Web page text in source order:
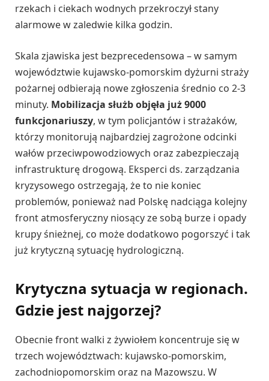
rzekach i ciekach wodnych przekroczył stany
alarmowe w zaledwie kilka godzin.
Skala zjawiska jest bezprecedensowa – w samym
województwie kujawsko-pomorskim dyżurni straży
pożarnej odbierają nowe zgłoszenia średnio co 2-3
minuty. Mobilizacja służb objęła już 9000
funkcjonariuszy, w tym policjantów i strażaków,
którzy monitorują najbardziej zagrożone odcinki
wałów przeciwpowodziowych oraz zabezpieczają
infrastrukturę drogową. Eksperci ds. zarządzania
kryzysowego ostrzegają, że to nie koniec
problemów, ponieważ nad Polskę nadciąga kolejny
front atmosferyczny niosący ze sobą burze i opady
krupy śnieżnej, co może dodatkowo pogorszyć i tak
już krytyczną sytuację hydrologiczną.
Krytyczna sytuacja w regionach.
Gdzie jest najgorzej?
Obecnie front walki z żywiołem koncentruje się w
trzech województwach: kujawsko-pomorskim,
zachodniopomorskim oraz na Mazowszu. W